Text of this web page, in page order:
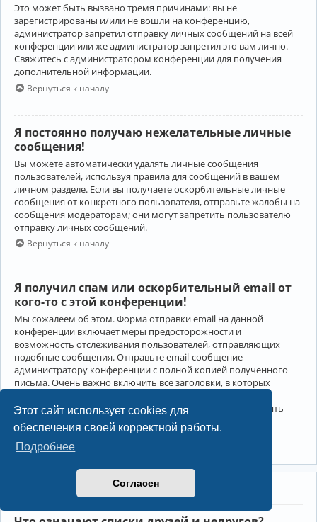
Этот сайт использует cookies для
обеспечения своей корректной работы.
Подробнее
Согласен
Это может быть вызвано тремя причинами: вы не
зарегистрированы и/или не вошли на конференцию,
администратор запретил отправку личных сообщений на всей
конференции или же администратор запретил это вам лично.
Свяжитесь с администратором конференции для получения
дополнительной информации.
Вернуться к началу
Я постоянно получаю нежелательные личные
сообщения!
Вы можете автоматически удалять личные сообщения
пользователей, используя правила для сообщений в вашем
личном разделе. Если вы получаете оскорбительные личные
сообщения от конкретного пользователя, отправьте жалобы на
сообщения модераторам; они могут запретить пользователю
отправку личных сообщений.
Вернуться к началу
Я получил спам или оскорбительный email от
кого-то с этой конференции!
Мы сожалеем об этом. Форма отправки email на данной
конференции включает меры предосторожности и
возможность отслеживания пользователей, отправляющих
подобные сообщения. Отправьте email-сообщение
администратору конференции с полной копией полученного
письма. Очень важно включить все заголовки, в которых
Администратор конференции сможет в этом случае принять
меры.
Друзья и недруги